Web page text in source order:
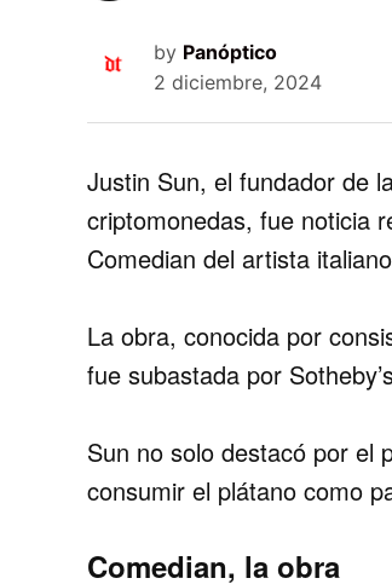
by Panóptico
2 diciembre, 2024
Justin Sun, el fundador de
criptomonedas, fue noticia
Comedian del artista
La obra, conocida por
fue subastada por
Sun no solo destacó por el
consumir el plátano como
Comedian, la obra